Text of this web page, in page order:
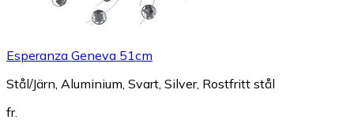
Esperanza Geneva 51cm
Stål/Järn, Aluminium, Svart, Silver, Rostfritt stål
fr.